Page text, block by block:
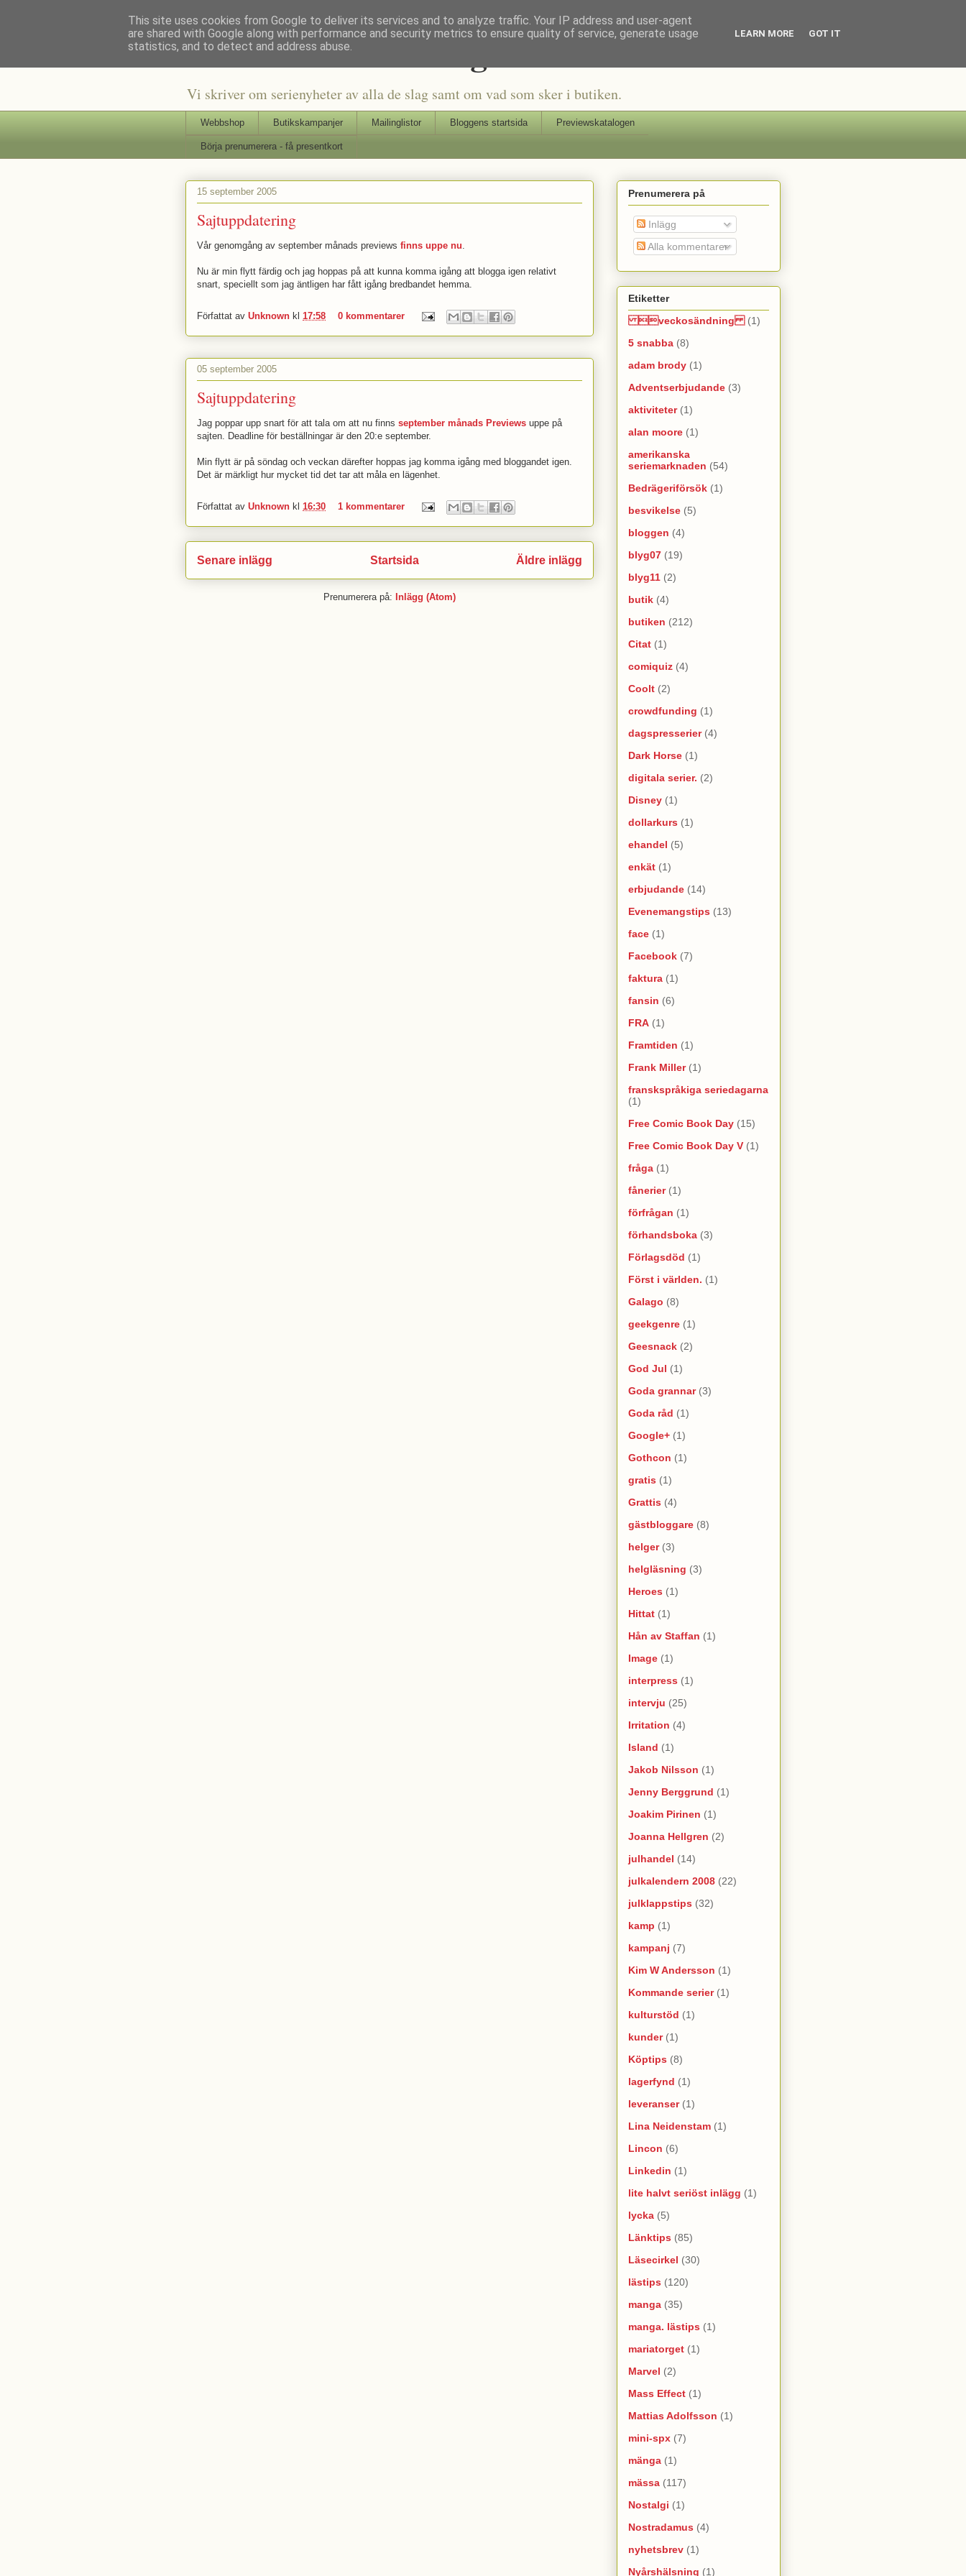
Staffars Seriers Blog
Vi skriver om serienyheter av alla de slag samt om vad som sker i butiken.
Webbshop Butikskampanjer Mailinglistor Bloggens startsida Previewskatalogen
Börja prenumerera - få presentkort
15 september 2005
Sajtuppdatering
Vår genomgång av september månads previews finns uppe nu.
Nu är min flytt färdig och jag hoppas på att kunna komma igång att blogga igen relativt
snart, speciellt som jag äntligen har fått igång bredbandet hemma.
Författat av Unknown kl 17:58 0 kommentarer
05 september 2005
Sajtuppdatering
Jag poppar upp snart för att tala om att nu finns september månads Previews uppe på
sajten. Deadline för beställningar är den 20:e september.
Min flytt är på söndag och veckan därefter hoppas jag komma igång med bloggandet igen.
Det är märkligt hur mycket tid det tar att måla en lägenhet.
Författat av Unknown kl 16:30 1 kommentarer
Senare inlägg Äldre inlägg
Startsida
Prenumerera på: Inlägg (Atom)
Prenumerera på
Inlägg
Alla kommentarer
Etiketter
veckosändning (1)
5 snabba (8)
adam brody (1)
Adventserbjudande (3)
aktiviteter (1)
alan moore (1)
amerikanska
seriemarknaden (54)
Bedrägeriförsök (1)
besvikelse (5)
bloggen (4)
blyg07 (19)
blyg11 (2)
butik (4)
butiken (212)
Citat (1)
comiquiz (4)
Coolt (2)
crowdfunding (1)
dagspresserier (4)
Dark Horse (1)
digitala serier. (2)
Disney (1)
dollarkurs (1)
ehandel (5)
enkät (1)
erbjudande (14)
Evenemangstips (13)
face (1)
Facebook (7)
faktura (1)
fansin (6)
FRA (1)
Framtiden (1)
Frank Miller (1)
franskspråkiga seriedagarna
(1)
Free Comic Book Day (15)
Free Comic Book Day V (1)
fråga (1)
fånerier (1)
förfrågan (1)
förhandsboka (3)
Förlagsdöd (1)
Först i världen. (1)
Galago (8)
geekgenre (1)
Geesnack (2)
God Jul (1)
Goda grannar (3)
Goda råd (1)
Google+ (1)
Gothcon (1)
gratis (1)
Grattis (4)
gästbloggare (8)
helger (3)
helgläsning (3)
Heroes (1)
Hittat (1)
Hån av Staffan (1)
Image (1)
interpress (1)
intervju (25)
Irritation (4)
Island (1)
Jakob Nilsson (1)
Jenny Berggrund (1)
Joakim Pirinen (1)
Joanna Hellgren (2)
julhandel (14)
julkalendern 2008 (22)
julklappstips (32)
kamp (1)
kampanj (7)
Kim W Andersson (1)
Kommande serier (1)
kulturstöd (1)
kunder (1)
Köptips (8)
lagerfynd (1)
leveranser (1)
Lina Neidenstam (1)
Lincon (6)
Linkedin (1)
lite halvt seriöst inlägg (1)
lycka (5)
Länktips (85)
Läsecirkel (30)
lästips (120)
manga (35)
manga. lästips (1)
mariatorget (1)
Marvel (2)
Mass Effect (1)
Mattias Adolfsson (1)
mini-spx (7)
mänga (1)
mässa (117)
Nostalgi (1)
Nostradamus (4)
nyhetsbrev (1)
Nyårshälsning (1)
This site uses cookies from Google to deliver its services and to analyze traffic. Your IP address and user-agent
are shared with Google along with performance and security metrics to ensure quality of service, generate usage
statistics, and to detect and address abuse.
LEARN MORE GOT IT